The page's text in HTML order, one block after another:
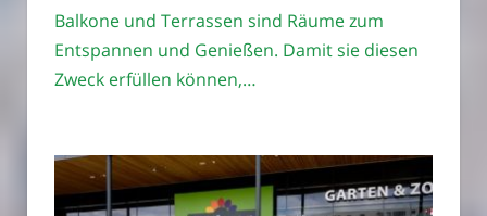
Balkone und Terrassen sind Räume zum
Entspannen und Genießen. Damit sie diesen
Zweck erfüllen können,…